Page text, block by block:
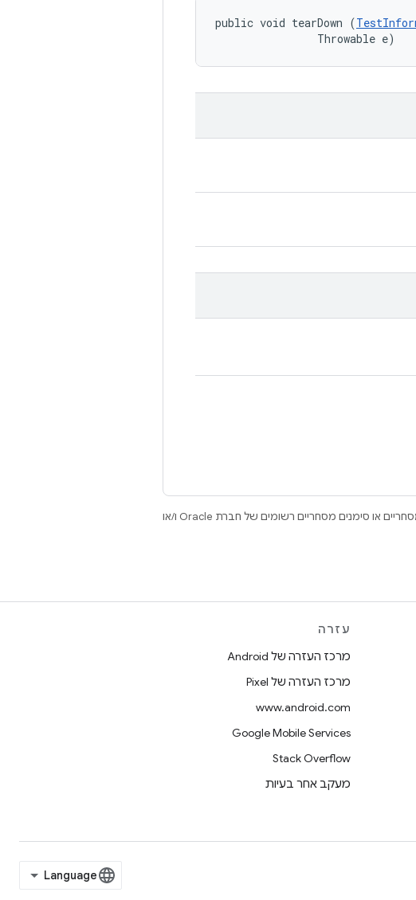
public void tearDown (
                Throwable e)
.‏ Java ו-OpenJDK הם סימנים מסחריים או סימנים מסחריים רשומים של חברת Oracle ו/או
עזרה
מרכז העזרה של Android
מרכז העזרה של Pixel
www.android.com
Google Mobile Services
Stack Overflow
מעקב אחר בעיות